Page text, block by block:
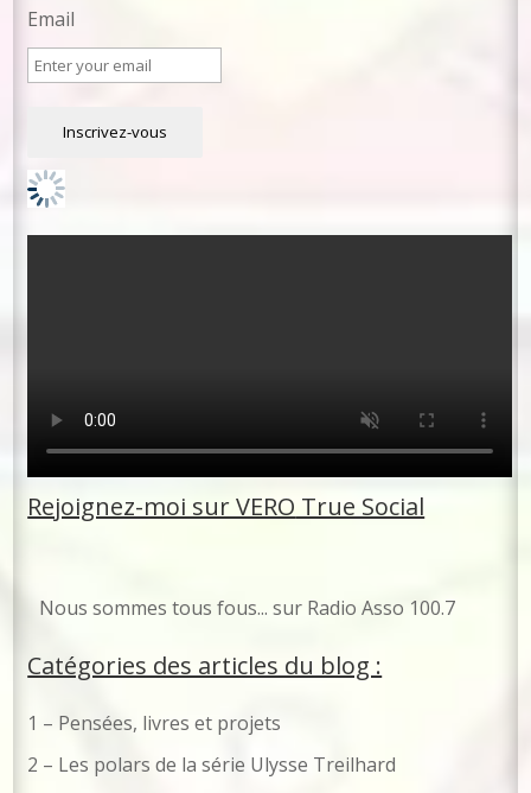
Email
Rejoignez-moi sur VERO True Social
Nous sommes tous fous... sur Radio Asso 100.7
Catégories des articles du blog :
1 – Pensées, livres et projets
2 – Les polars de la série Ulysse Treilhard